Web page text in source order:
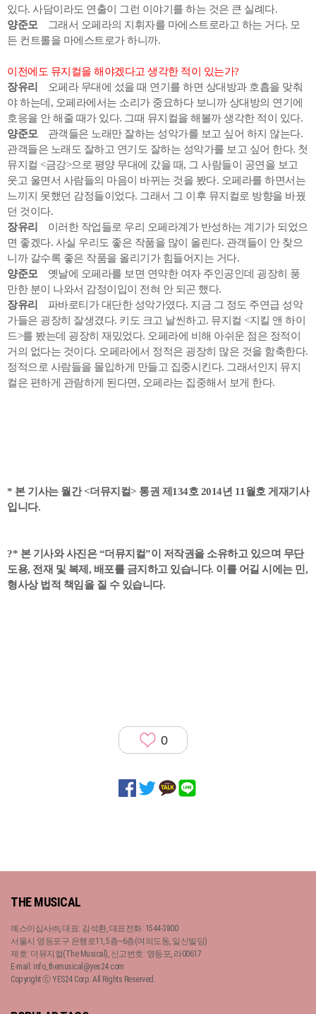
있다. 사담이라도 연출이 그런 이야기를 하는 것은 큰 실례다.
양준모 그래서 오페라의 지휘자를 마에스트로라고 하는 거다. 모
든 컨트롤을 마에스트로가 하니까.
이전에도 뮤지컬을 해야겠다고 생각한 적이 있는가?
장유리
오페라 무대에 섰을 때 연기를 하면 상대방과 호흡을 맞춰
야 하는데, 오페라에서는 소리가 중요하다 보니까 상대방의 연기에
호응을 안 해줄 때가 있다. 그때 뮤지컬을 해볼까 생각한 적이 있다.
양준모 관객들은 노래만 잘하는 성악가를 보고 싶어 하지 않는다.
관객들은 노래도 잘하고 연기도 잘하는 성악가를 보고 싶어 한다. 첫
뮤지컬 <금강>으로 평양 무대에 갔을 때, 그 사람들이 공연을 보고
웃고 울면서 사람들의 마음이 바뀌는 것을 봤다. 오페라를 하면서는
느끼지 못했던 감정들이었다. 그래서 그 이후 뮤지컬로 방향을 바꿨
던 것이다.
장유리
이러한 작업들로 우리 오페라계가 반성하는 계기가 되었으
면 좋겠다. 사실 우리도 좋은 작품을 많이 올린다. 관객들이 안 찾으
니까 갈수록 좋은 작품을 올리기가 힘들어지는 거다.
양준모 옛날에 오페라를 보면 연약한 여자 주인공인데 굉장히 풍
만한 분이 나와서 감정이입이 전혀 안 되곤 했다.
장유리
파바로티가 대단한 성악가였다. 지금 그 정도 주연급 성악
가들은 굉장히 잘생겼다. 키도 크고 날씬하고. 뮤지컬 <지킬 앤 하이
드>를 봤는데 굉장히 재밌었다. 오페라에 비해 아쉬운 점은 정적이
거의 없다는 것이다. 오페라에서 정적은 굉장히 많은 것을 함축한다.
정적으로 사람들을 몰입하게 만들고 집중시킨다. 그래서인지 뮤지
컬은 편하게 관람하게 된다면, 오페라는 집중해서 보게 한다.
* 본 기사는 월간 <더뮤지컬> 통권 제134호 2014년 11월호 게재기사
입니다.
?* 본 기사와 사진은 “더뮤지컬”이 저작권을 소유하고 있으며 무단
도용, 전재 및 복제, 배포를 금지하고 있습니다. 이를 어길 시에는 민,
형사상 법적 책임을 질 수 있습니다.
0
THE MUSICAL
예스이십사㈜, 대표: 김석환, 대표전화: 1544-3800
서울시 영등포구 은행로11, 5층~6층(여의도동, 일신빌딩)
제호: 더뮤지컬(The Musical), 신고번호: 영등포, 라00617
E-mail: info_themusical@yes24.com
Copyright ⓒ YES24 Corp. All Rights Reserved.